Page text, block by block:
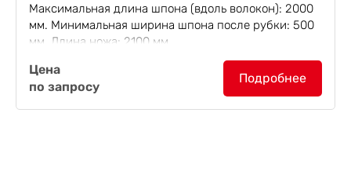
Максимальная длина шпона (вдоль волокон): 2000
мм. Минимальная ширина шпона после рубки: 500
мм. Длина ножа: 2100 мм.
Роторные ножницы для резки листов шпона
толщиной от 0,5 мм до 3 мм в...
Цена
по запросу
Подробнее